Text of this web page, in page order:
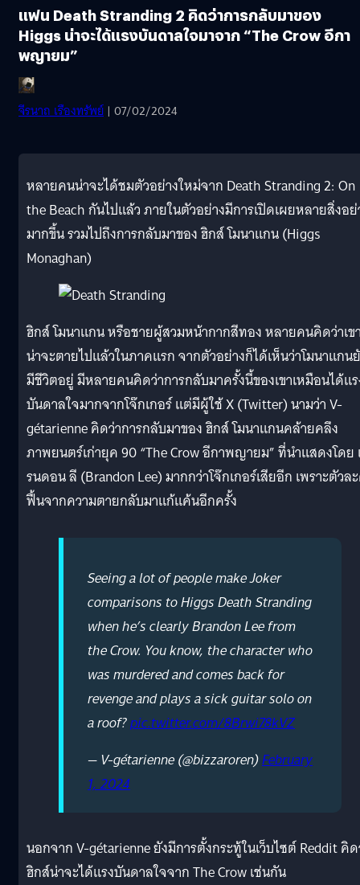
แฟน Death Stranding 2 คิดว่าการกลับมาของ
Higgs น่าจะได้แรงบันดาลใจมาจาก “The Crow อีกา
พญายม”
จีรนาถ เรืองทรัพย์ | 07/02/2024
หลายคนน่าจะได้ชมตัวอย่างใหม่จาก Death Stranding 2: On
the Beach กันไปแล้ว ภายในตัวอย่างมีการเปิดเผยหลายสิ่งอ
มากขึ้น รวมไปถึงการกลับมาของ ฮิกส์ โมนาแกน (Higgs
Monaghan)
ฮิกส์ โมนาแกน หรือชายผู้สวมหน้ากากสีทอง หลายคนคิดว่าเข
น่าจะตายไปแล้วในภาคแรก จากตัวอย่างก็ได้เห็นว่าโมนาแกน
มีชีวิตอยู่ มีหลายคนคิดว่าการกลับมาครั้งนี้ของเขาเหมือนได้แ
บันดาลใจมากจากโจ๊กเกอร์ แต่มีผู้ใช้ X (Twitter) นามว่า V-
gétarienne คิดว่าการกลับมาของ ฮิกส์ โมนาแกนคล้ายคลึง
ภาพยนตร์เก่ายุค 90 “The Crow อีกาพญายม” ที่นำแสดงโดย
รนดอน ลี (Brandon Lee) มากกว่าโจ๊กเกอร์เสียอีก เพราะตัวล
ฟื้นจากความตายกลับมาแก้แค้นอีกครั้ง
Seeing a lot of people make Joker
comparisons to Higgs Death Stranding
when he’s clearly Brandon Lee from
the Crow. You know, the character who
was murdered and comes back for
revenge and plays a sick guitar solo on
a roof?pic.twitter.com/8Brwi78kVZ
— V-gétarienne (@bizzaroren)February
1, 2024
นอกจาก V-gétarienne ยังมีการตั้งกระทู้ในเว็บไซต์ Reddit คิ
ฮิกส์น่าจะได้แรงบันดาลใจจาก The Crow เช่นกัน